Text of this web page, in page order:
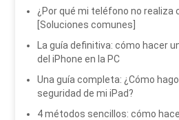
¿Por qué mi teléfono no realiza
[Soluciones comunes]
La guía definitiva: cómo hacer
del iPhone en la PC
Una guía completa: ¿Cómo
seguridad de mi iPad?
4 métodos sencillos: cómo